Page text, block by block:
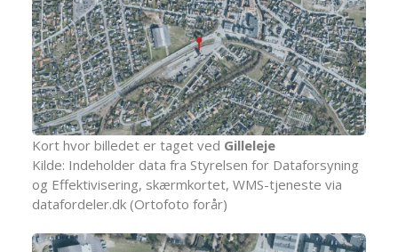
Kort hvor billedet er taget ved Gilleleje
Kilde: Indeholder data fra Styrelsen for Dataforsyning
og Effektivisering, skærmkortet, WMS-tjeneste via
datafordeler.dk (Ortofoto forår)